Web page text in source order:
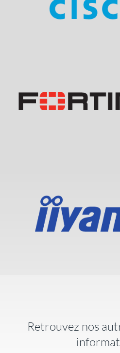
Retrouvez nos